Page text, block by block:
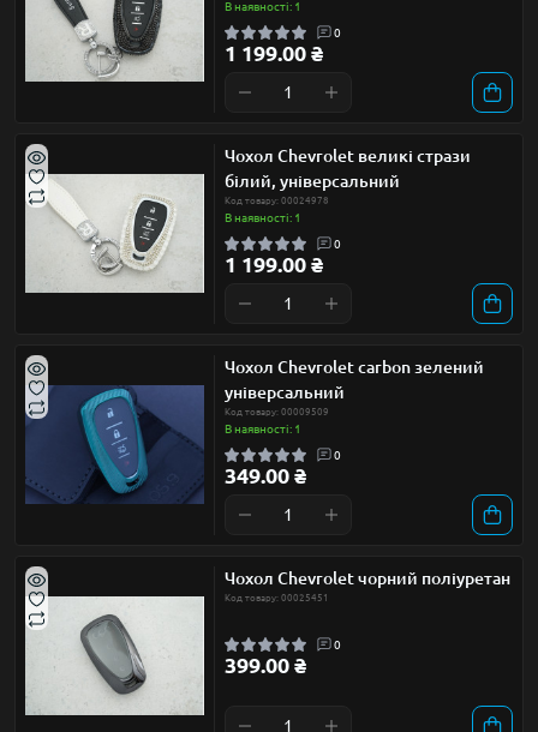
В наявності: 1
0
1 199.00 ₴
Чохол Chevrolet великі стрази
білий, універсальний
Код товару: 00024978
В наявності: 1
0
1 199.00 ₴
Чохол Chevrolet carbon зелений
універсальний
Код товару: 00009509
В наявності: 1
0
349.00 ₴
Чохол Chevrolet чорний поліуретан
Код товару: 00025451
0
399.00 ₴